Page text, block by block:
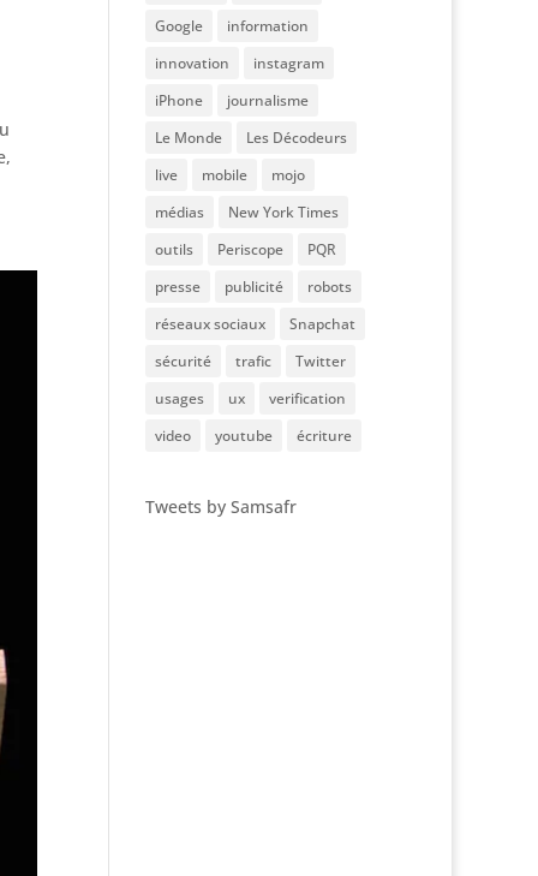
Google
information
innovation
instagram
iPhone
journalisme
Le Monde
Les Décodeurs
live
mobile
mojo
médias
New York Times
outils
Periscope
PQR
presse
publicité
robots
réseaux sociaux
Snapchat
sécurité
trafic
Twitter
usages
ux
verification
video
youtube écriture
Tweets by Samsafr